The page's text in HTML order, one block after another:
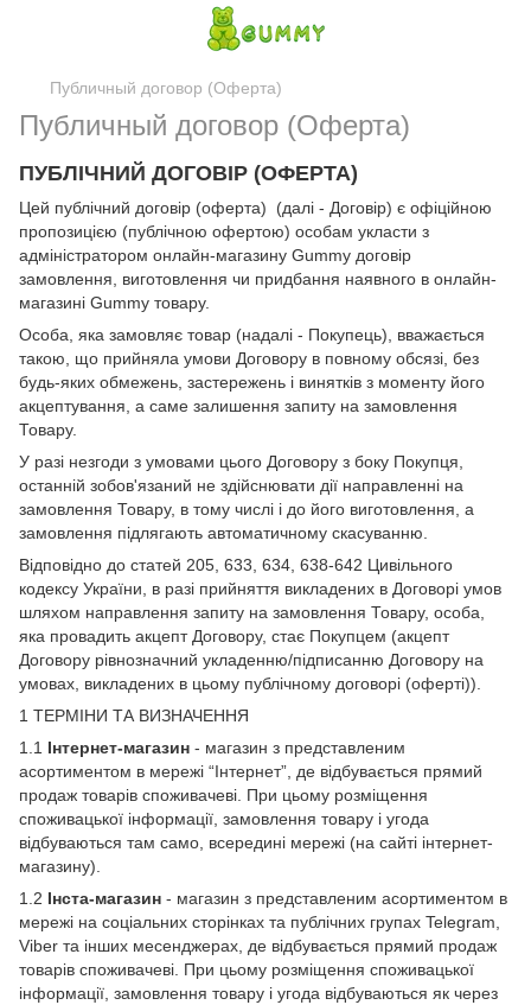
Публичный договор (Оферта)
Публичный договор (Оферта)
ПУБЛІЧНИЙ ДОГОВІР (ОФЕРТА)
Цей публічний договір (оферта) (далі - Договір) є офіційною
пропозицією (публічною офертою) особам укласти з
адміністратором онлайн-магазину Gummy договір
замовлення, виготовлення чи придбання наявного в онлайн-
магазині Gummy товару.
Особа, яка замовляє товар (надалі - Покупець), вважається
такою, що прийняла умови Договору в повному обсязі, без
будь-яких обмежень, застережень і винятків з моменту його
акцептування, а саме залишення запиту на замовлення
Товару.
У разі незгоди з умовами цього Договору з боку Покупця,
останній зобов'язаний не здійснювати дії направленні на
замовлення Товару, в тому числі і до його виготовлення, а
замовлення підлягають автоматичному скасуванню.
Відповідно до статей 205, 633, 634, 638-642 Цивільного
кодексу України, в разі прийняття викладених в Договорі умов
шляхом направлення запиту на замовлення Товару, особа,
яка провадить акцепт Договору, стає Покупцем (акцепт
Договору рівнозначний укладенню/підписанню Договору на
умовах, викладених в цьому публічному договорі (оферті)).
1 ТЕРМІНИ ТА ВИЗНАЧЕННЯ
1.1 Інтернет-магазин - магазин з представленим
асортиментом в мережі “Інтернет”, де відбувається прямий
продаж товарів споживачеві. При цьому розміщення
споживацької інформації, замовлення товару і угода
відбуваються там само, всередині мережі (на сайті інтернет-
магазину).
1.2 Інста-магазин - магазин з представленим асортиментом в
мережі на соціальних сторінках та публічних групах Telegram,
Viber та інших месенджерах, де відбувається прямий продаж
товарів споживачеві. При цьому розміщення споживацької
інформації, замовлення товару і угода відбуваються як через